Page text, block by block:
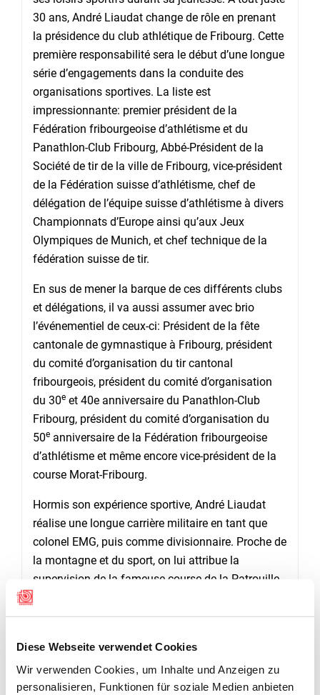
Diese Webseite verwendet Cookies
Wir verwenden Cookies, um Inhalte und Anzeigen zu
personalisieren, Funktionen für soziale Medien anbieten
30 ans, André Liaudat change de rôle en prenant
la présidence du club athlétique de Fribourg. Cette
première responsabilité sera le début d’une longue
série d’engagements dans la conduite des
organisations sportives. La liste est
impressionnante: premier président de la
Fédération fribourgeoise d’athlétisme et du
Panathlon-Club Fribourg, Abbé-Président de la
Société de tir de la ville de Fribourg, vice-président
de la Fédération suisse d’athlétisme, chef de
délégation de l’équipe suisse d’athlétisme à divers
Championnats d’Europe ainsi qu’aux Jeux
Olympiques de Munich, et chef technique de la
fédération suisse de tir.
En sus de mener la barque de ces différents clubs
et délégations, il va aussi assumer avec brio
l’événementiel de ceux-ci: Président de la fête
cantonale de gymnastique à Fribourg, président
du comité d’organisation du tir cantonal
fribourgeois, président du comité d’organisation
du 30e et 40e anniversaire du Panathlon-Club
Fribourg, président du comité d’organisation du
50e anniversaire de la Fédération fribourgeoise
d’athlétisme et même encore vice-président de la
course Morat-Fribourg.
Hormis son expérience sportive, André Liaudat
réalise une longue carrière militaire en tant que
colonel EMG, puis comme divisionnaire. Proche de
la montagne et du sport, on lui attribue la
supervision de la fameuse course de la Patrouille
avec une grande expertise. Ses compétences
pourtant pas qu’au sport et à l’armée puisque
André Liaudat est aussi musicien dans l’âme. Il
présidera plusieurs groupements de musique dans